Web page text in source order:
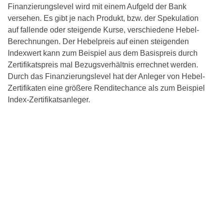
Finanzierungslevel wird mit einem Aufgeld der Bank
versehen. Es gibt je nach Produkt, bzw. der Spekulation
auf fallende oder steigende Kurse, verschiedene Hebel-
Berechnungen. Der Hebelpreis auf einen steigenden
Indexwert kann zum Beispiel aus dem Basispreis durch
Zertifikatspreis mal Bezugsverhältnis errechnet werden.
Durch das Finanzierungslevel hat der Anleger von Hebel-
Zertifikaten eine größere Renditechance als zum Beispiel
Index-Zertifikatsanleger.